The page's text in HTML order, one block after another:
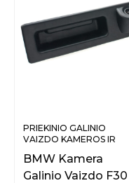
PRIEKINIO GALINIO
VAIZDO KAMEROS IR
BMW Kamera
Galinio Vaizdo F30